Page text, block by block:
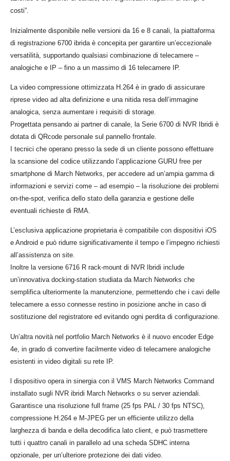
costi”.
Inizialmente disponibile nelle versioni da 16 e 8 canali, la piattaforma
di registrazione 6700 ibrida è concepita per garantire un’eccezionale
versatilità, supportando qualsiasi combinazione di telecamere –
analogiche e IP – fino a un massimo di 16 telecamere IP.
La video compressione ottimizzata H.264 è in grado di assicurare
riprese video ad alta definizione e una nitida resa dell’immagine
analogica, senza aumentare i requisiti di storage.
Progettata pensando ai partner di canale, la Serie 6700 di NVR Ibridi è
dotata di QRcode personale sul pannello frontale.
I tecnici che operano presso la sede di un cliente possono effettuare
la scansione del codice utilizzando l’applicazione GURU free per
smartphone di March Networks, per accedere ad un’ampia gamma di
informazioni e servizi come – ad esempio – la risoluzione dei problemi
on-the-spot, verifica dello stato della garanzia e gestione delle
eventuali richieste di RMA.
L’esclusiva applicazione proprietaria è compatibile con dispositivi iOS
e Android e può ridurre significativamente il tempo e l’impegno richiesti
all’assistenza on site.
Inoltre la versione 6716 R rack-mount di NVR Ibridi include
un’innovativa docking-station studiata da March Networks che
semplifica ulteriormente la manutenzione, permettendo che i cavi delle
telecamere a esso connesse restino in posizione anche in caso di
sostituzione del registratore ed evitando ogni perdita di configurazione.
Un’altra novità nel portfolio March Networks è il nuovo encoder Edge
4e, in grado di convertire facilmente video di telecamere analogiche
esistenti in video digitali su rete IP.
l dispositivo opera in sinergia con il VMS March Networks Command
installato sugli NVR ibridi March Networks o su server aziendali.
Garantisce una risoluzione full frame (25 fps PAL / 30 fps NTSC),
compressione H.264 e M-JPEG per un efficiente utilizzo della
larghezza di banda e della decodifica lato client, e può trasmettere
tutti i quattro canali in parallelo ad una scheda SDHC interna
opzionale, per un’ulteriore protezione dei dati video.